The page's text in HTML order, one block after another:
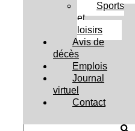
Sports
et
loisirs
Avis de
décès
Emplois
Journal
virtuel
Contact